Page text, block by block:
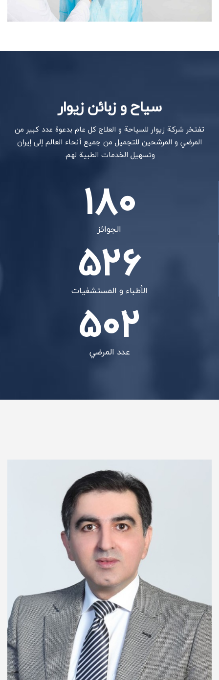
سیاح و زبائن زیوار
تفتخر شركة زيوار للسياحة و العلاج كل عام بدعوة عدد كبير من
المرضي و المرشحين للتجميل من جميع أنحاء العالم إلى إيران
وتسهيل الخدمات الطبية لهم.
180
الجوائز
526
الأطباء و المستشفيات
502
عدد المرضي